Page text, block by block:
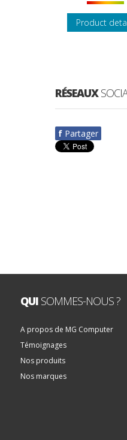
Product
RÉSEAUX
f Partager
QUISOMMES-NOUS ?
A propos de MG Computer
Témoignages
Nos produits
Nos marques